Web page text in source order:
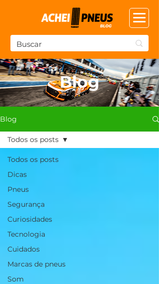
Blog
Blog
Todos os posts
Dicas
Pneus
Segurança
Curiosidades
Tecnologia
Cuidados
Marcas de pneus
Som
Todos os posts